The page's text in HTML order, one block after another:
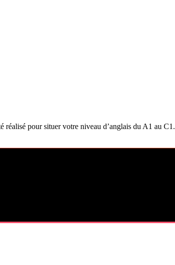
réalisé pour situer votre niveau d’anglais du A1 au C1.